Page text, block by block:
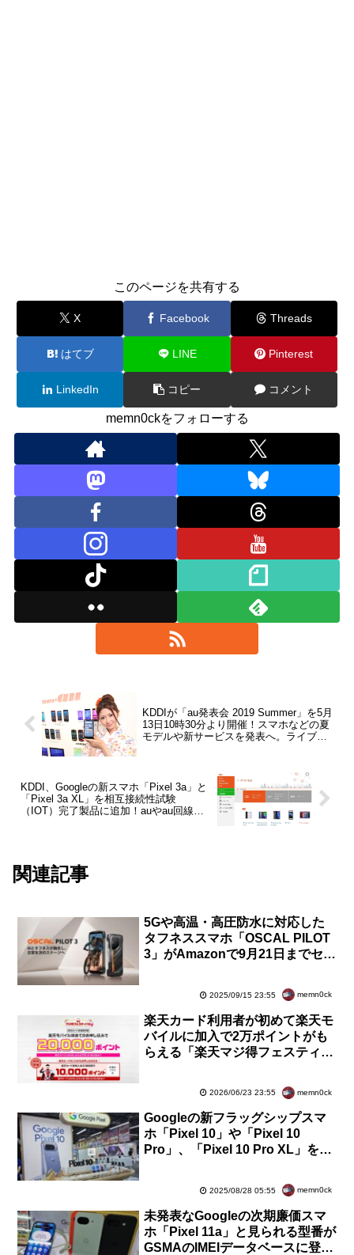
このページを共有する
X Facebook Threads
はてブ LINE Pinterest
LinkedIn コピー コメント
memn0ckをフォローする
KDDIが「au発表会 2019 Summer」を5月
13日10時30分より開催！スマホなどの夏
モデルや新サービスを発表へ。ライブ中
KDDI、Googleの新スマホ「Pixel 3a」と
「Pixel 3a XL」を相互接続性試験
（IOT）完了製品に追加！auやau回線の
関連記事
5Gや高温・高圧防水に対応した
タフネススマホ「OSCAL PILOT
3」がAmazonで9月21日までセー
2025/09/15 23:55 memn0ck
楽天カード利用者が初めて楽天モ
バイルに加入で2万ポイントがも
らえる「楽天マジ得フェスティバ
2026/06/23 23:55 memn0ck
Googleの新フラッグシップスマ
ホ「Pixel 10」や「Pixel 10
Pro」、「Pixel 10 Pro XL」を写
2025/08/28 05:55 memn0ck
未発表なGoogleの次期廉価スマ
ホ「Pixel 11a」と見られる型番が
GSMAのIMEIデータベースに登